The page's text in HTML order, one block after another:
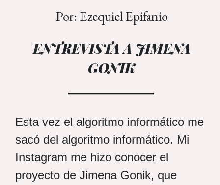
Por: Ezequiel Epifanio
ENTREVISTA A JIMENA
GONIK
Esta vez el algoritmo informático me
sacó del algoritmo informático. Mi
Instagram me hizo conocer el
proyecto de Jimena Gonik, que